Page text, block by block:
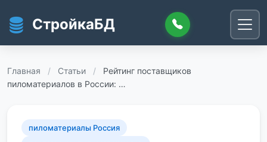
СтройкаБД
Главная / Статьи /
Рейтинг поставщиков
пиломатериалов в России: …
пиломатериалы Россия